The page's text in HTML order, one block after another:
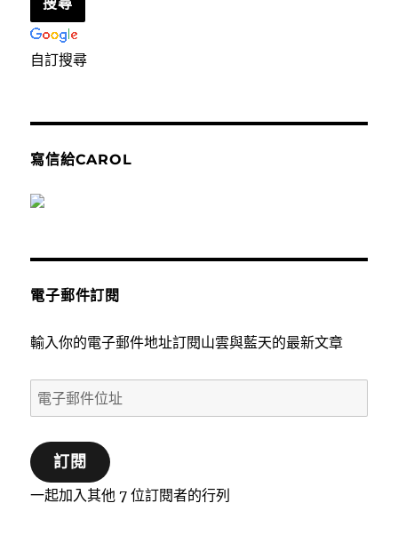
自訂搜尋
寫信給CAROL
電子郵件訂閱
輸入你的電子郵件地址訂閱山雲與藍天的最新文章
電
子
郵
件
位
訂閱
一起加入其他 7 位訂閱者的行列